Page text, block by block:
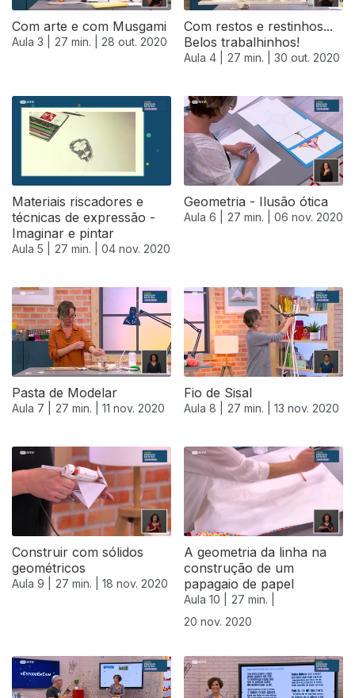
Com arte e com Musgami
Aula 3 | 27 min. | 28 out. 2020
Com restos e restinhos...
Belos trabalhinhos!
Aula 4 | 27 min. | 30 out. 2020
Materiais riscadores e
técnicas de expressão -
Imaginar e pintar
Aula 5 | 27 min. | 04 nov. 2020
Geometria - Ilusão ótica
Aula 6 | 27 min. | 06 nov. 2020
Pasta de Modelar
Aula 7 | 27 min. | 11 nov. 2020
Fio de Sisal
Aula 8 | 27 min. | 13 nov. 2020
Construir com sólidos
geométricos
Aula 9 | 27 min. | 18 nov. 2020
A geometria da linha na
construção de um
papagaio de papel
Aula 10 |
27 min. |
20 nov. 2020
508674